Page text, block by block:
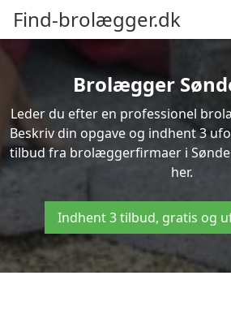
Find-brolægger.dk
Brolægger
Leder du efter en professionel
Beskriv din opgave og indhent 3
tilbud fra brolæggerfirmaer i
her.
Indhent 3 tilbud, gratis og